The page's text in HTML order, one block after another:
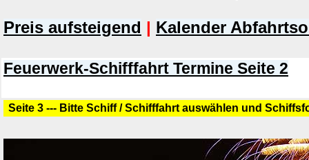
Preis aufsteigend | Kalender
Feuerwerk-Schifffahrt Termine Seite 2
Seite 3 --- Bitte Schiff / Schifffahrt auswählen und